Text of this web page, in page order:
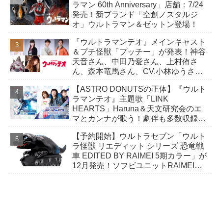
ラマン 60th Anniversary」店舗：7/24
発売！新ブランド「空創ノスタルジ
オ」ウルトラマン＆ゼットン登場！
『ウルトラマンテオ』メインキャスト
＆プチ怪獣「プッチー」が発表！神谷
天音さん、中田乃愛さん、上村侑さ
ん、森本竜馬さん、CV.小林ゆうさ
【ASTRO DONUTSの正体】『ウルト
ラマンテオ』主題歌「LINK
HEARTS」Haruna＆天文研究会のエ
マとカンナが歌う！劇伴も多数収録し
【予約開始】ウルトラセブン「ウルト
ラ怪獣 リエディット シリーズ 恐竜戦
車 EDITED BY RAIMEI 5期カラー」が
12月発売！ソフビユニットRAIMEIに